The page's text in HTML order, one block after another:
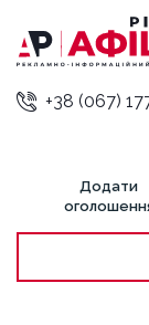
+38 (067)
Додати